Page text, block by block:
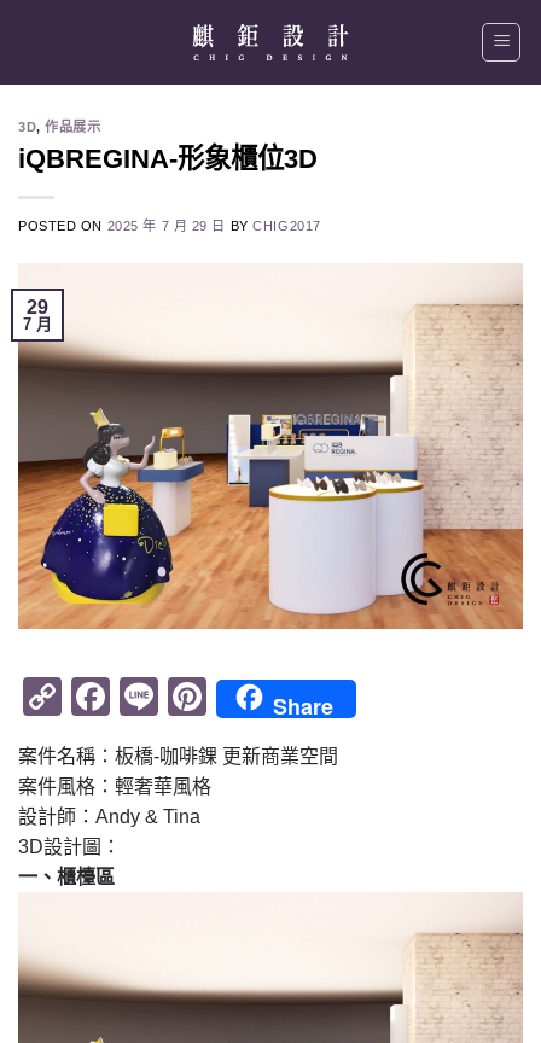
3D,作品展示
iQBREGINA-形象櫃位3D
POSTED ON 2025 年 7 月 29 日 BYCHIG2017
29
7 月
Copy
Link
Facebook
LinePinterest
Share
案件名稱：板橋-咖啡錁 更新商業空間
案件風格：輕奢華風格
設計師：Andy & Tina
3D設計圖：
一、櫃檯區